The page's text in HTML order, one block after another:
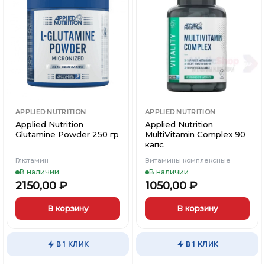
можно
выбрать
странице
товара.
можно
выбрать
странице
товара.
Добавить
в
Вишлист
APPLIED NUTRITION
Applied Nutrition
Glutamine Powder 250 гр
Глютамин
В наличии
2150,00 ₽
В корзину
В 1 КЛИК
Добавить
Вишлист
APPLIED NUTRITION
Applied Nutrition
MultiVitamin Complex 90
капс
Витамины комплексные
В наличии
1050,00 ₽
В корзину
В 1 КЛИК